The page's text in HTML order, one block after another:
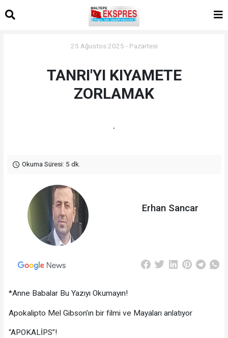
25 Ağustos 2025 - Pazartesi
TANRI'YI KIYAMETE
ZORLAMAK
.
Okuma Süresi: 5 dk.
Erhan Sancar
*Anne Babalar Bu Yazıyı Okumayın!
Apokalipto Mel Gibson’ın bir filmi ve Mayaları anlatıyor
“APOKALİPS”!